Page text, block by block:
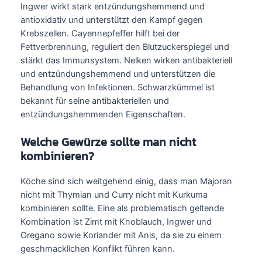
Ingwer wirkt stark entzündungshemmend und
antioxidativ und unterstützt den Kampf gegen
Krebszellen. Cayennepfeffer hilft bei der
Fettverbrennung, reguliert den Blutzuckerspiegel und
stärkt das Immunsystem. Nelken wirken antibakteriell
und entzündungshemmend und unterstützen die
Behandlung von Infektionen. Schwarzkümmel ist
bekannt für seine antibakteriellen und
entzündungshemmenden Eigenschaften.
Welche Gewürze sollte man nicht
kombinieren?
Köche sind sich weitgehend einig, dass man Majoran
nicht mit Thymian und Curry nicht mit Kurkuma
kombinieren sollte. Eine als problematisch geltende
Kombination ist Zimt mit Knoblauch, Ingwer und
Oregano sowie Koriander mit Anis, da sie zu einem
geschmacklichen Konflikt führen kann.